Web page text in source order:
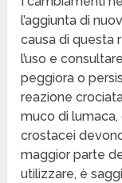
l’aggiunta di
causa di questa
l’uso e
peggiora o
reazione
muco di
crostacei
maggior parte
utilizzare, è